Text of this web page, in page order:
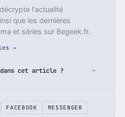
l'actualité
que les dernières
et séries sur Begeek.fr.
→
dans cet article ?
FACEBOOK MESSENGER